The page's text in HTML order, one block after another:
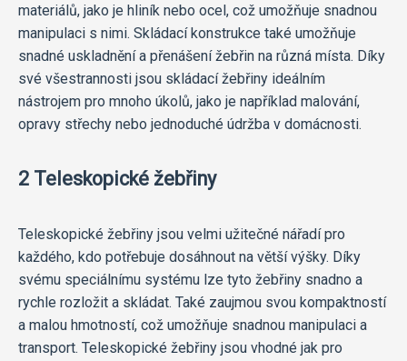
materiálů, jako je hliník nebo ocel, což umožňuje snadnou
manipulaci s nimi. Skládací konstrukce také umožňuje
snadné uskladnění a přenášení žebřin na různá místa. Díky
své všestrannosti jsou skládací žebřiny ideálním
nástrojem pro mnoho úkolů, jako je například malování,
opravy střechy nebo jednoduché údržba v domácnosti.
2 Teleskopické žebřiny
Teleskopické žebřiny jsou velmi užitečné nářadí pro
každého, kdo potřebuje dosáhnout na větší výšky. Díky
svému speciálnímu systému lze tyto žebřiny snadno a
rychle rozložit a skládat. Také zaujmou svou kompaktností
a malou hmotností, což umožňuje snadnou manipulaci a
transport. Teleskopické žebřiny jsou vhodné jak pro